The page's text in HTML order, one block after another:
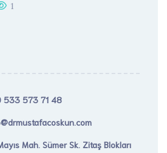
1
533 573 71 48
Mah. Sümer Sk. Zitaş Blokları